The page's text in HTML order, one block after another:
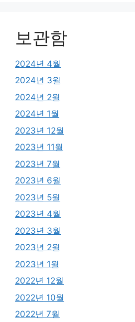
보관함
2024년 4월
2024년 3월
2024년 2월
2024년 1월
2023년 12월
2023년 11월
2023년 7월
2023년 6월
2023년 5월
2023년 4월
2023년 3월
2023년 2월
2023년 1월
2022년 12월
2022년 10월
2022년 7월